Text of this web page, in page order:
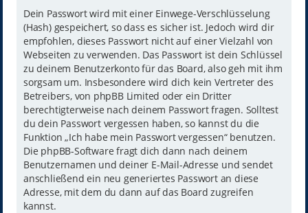
Dein Passwort wird mit einer Einwege-Verschlüsselung
(Hash) gespeichert, so dass es sicher ist. Jedoch wird dir
empfohlen, dieses Passwort nicht auf einer Vielzahl von
Webseiten zu verwenden. Das Passwort ist dein Schlüssel
zu deinem Benutzerkonto für das Board, also geh mit ihm
sorgsam um. Insbesondere wird dich kein Vertreter des
Betreibers, von phpBB Limited oder ein Dritter
berechtigterweise nach deinem Passwort fragen. Solltest
du dein Passwort vergessen haben, so kannst du die
Funktion „Ich habe mein Passwort vergessen“ benutzen.
Die phpBB-Software fragt dich dann nach deinem
Benutzernamen und deiner E-Mail-Adresse und sendet
anschließend ein neu generiertes Passwort an diese
Adresse, mit dem du dann auf das Board zugreifen
kannst.